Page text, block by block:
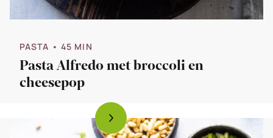
PASTA • 45 MIN
Pasta Alfredo met broccoli en
cheesepop